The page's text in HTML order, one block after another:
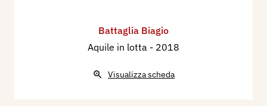
Battaglia Biagio
Aquile in lotta - 2018
Visualizza scheda